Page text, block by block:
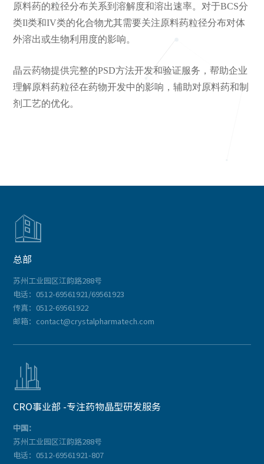
原料药的粒径分布关系到溶解度和溶出速率。对于BCS分
类Il类和IV类的化合物尤其需要关注原料药粒径分布对体
外溶出或生物利用度的影响。
晶云药物提供完整的PSD方法开发和验证服务，帮助企业
理解原料药粒径在药物开发中的影响，辅助对原料药和制
剂工艺的优化。

总部
苏州工业园区江韵路288号
电话：0512-69561921/69561923
传真：0512-69561922
邮箱：contact@crystalpharmatech.com

CRO事业部 -专注药物晶型研发服务
中国：
苏州工业园区江韵路288号
电话：0512-69561921-807